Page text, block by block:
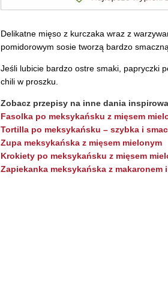
Delikatne mięso z kurczaka wraz z
pomidorowym sosie tworzą bardzo
Jeśli lubicie bardzo ostre smaki, papryczki
chili w proszku.
Zobacz przepisy na inne dania
Fasolka po meksykańsku z mięsem
Tortilla po meksykańsku – szybka i
Zupa meksykańska z mięsem mielonym
Krokiety po meksykańsku z mięsem
Zapiekanka meksykańska z makaronem